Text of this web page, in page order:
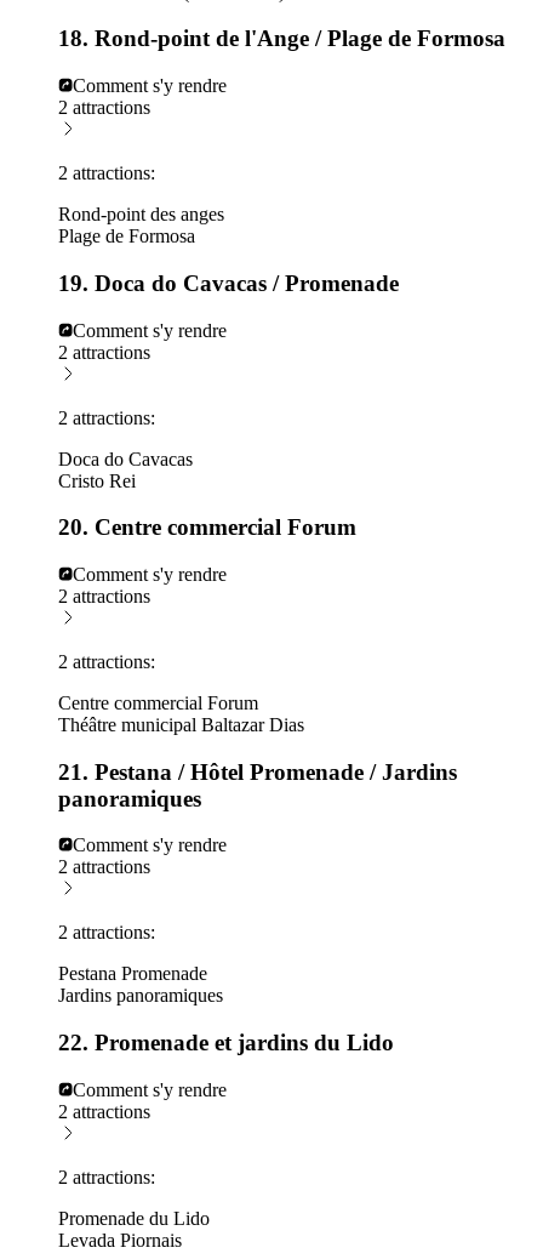
18. Rond-point de l'Ange / Plage de Formosa
Comment s'y rendre
2 attractions
2 attractions:
Rond-point des anges
Plage de Formosa
19. Doca do Cavacas / Promenade
Comment s'y rendre
2 attractions
2 attractions:
Doca do Cavacas
Cristo Rei
20. Centre commercial Forum
Comment s'y rendre
2 attractions
2 attractions:
Centre commercial Forum
Théâtre municipal Baltazar Dias
21. Pestana / Hôtel Promenade / Jardins
panoramiques
Comment s'y rendre
2 attractions
2 attractions:
Pestana Promenade
Jardins panoramiques
22. Promenade et jardins du Lido
Comment s'y rendre
2 attractions
2 attractions:
Promenade du Lido
Levada Piornais